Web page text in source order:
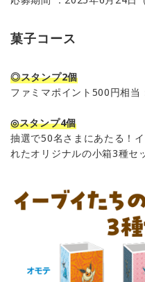
菓子コース
◎スタンプ2個
ファミマポイント500円相当
◎スタンプ4個
抽選で50名さまにあたる！
れたオリジナルの小箱3種セ